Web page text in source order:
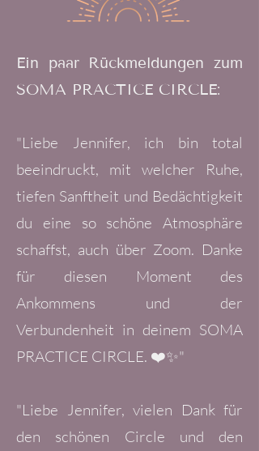
Ein paar Rückmeldungen zum
SOMA PRACTICE CIRCLE:
"Liebe Jennifer, ich bin total
beeindruckt, mit welcher Ruhe,
tiefen Sanftheit und Bedächtigkeit
du eine so schöne Atmosphäre
schaffst, auch über Zoom. Danke
für diesen Moment des
Ankommens und der
Verbundenheit in deinem SOMA
PRACTICE CIRCLE. ❤️✨"
"Liebe Jennifer, vielen Dank für
den schönen Circle und den